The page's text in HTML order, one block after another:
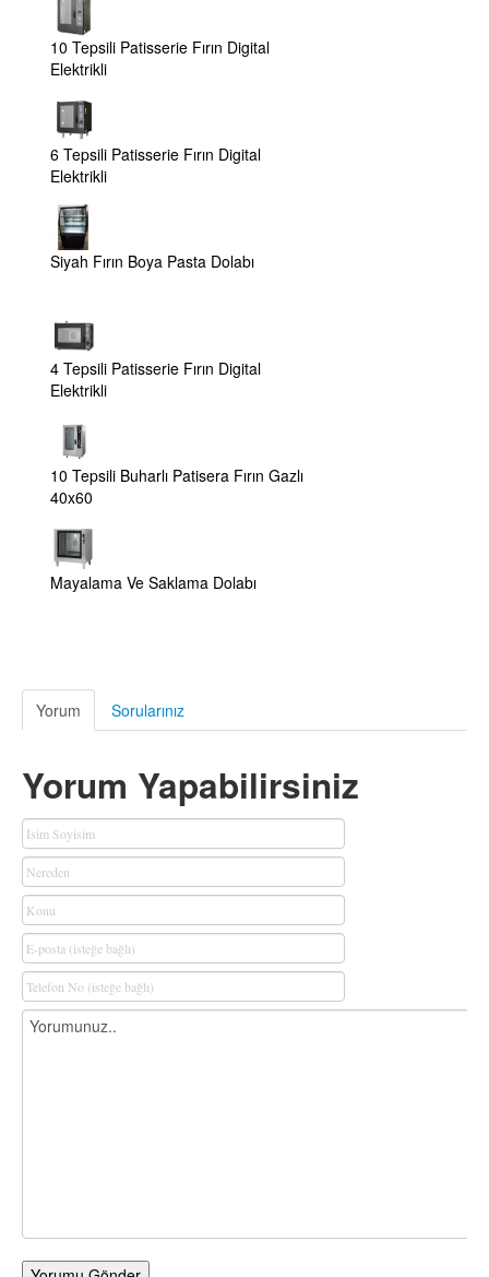
10 Tepsili Patisserie Fırın Digital
Elektrikli
6 Tepsili Patisserie Fırın Digital
Elektrikli
Siyah Fırın Boya Pasta Dolabı
4 Tepsili Patisserie Fırın Digital
Elektrikli
10 Tepsili Buharlı Patisera Fırın Gazlı
40x60
Mayalama Ve Saklama Dolabı
Yorum Sorularınız
Yorum Yapabilirsiniz